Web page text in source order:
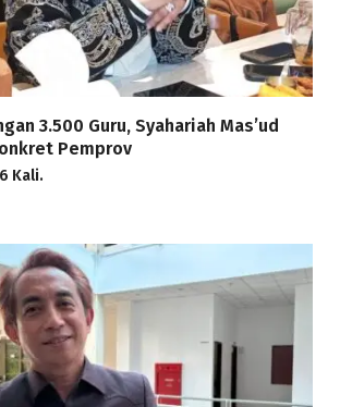
3.500 Guru, Syahariah Mas’ud
Pemprov
Kali.